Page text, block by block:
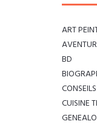
ART
BD
CUISINE